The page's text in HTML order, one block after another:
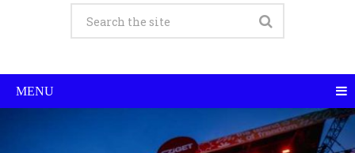
MENU